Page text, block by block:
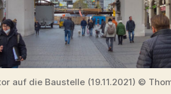
auf die Baustelle (19.11.2021) ©